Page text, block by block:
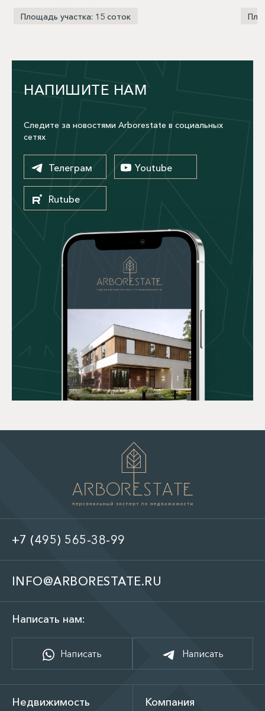
Площадь участка: 15 соток
НАПИШИТЕ НАМ
Следите за новостями Arborestate в социальных
сетях
Телеграм Youtube
Rutube
+7 (495) 565-38-99
INFO@ARBORESTATE.RU
Написать нам:
Написать Написать
Недвижимость Компания